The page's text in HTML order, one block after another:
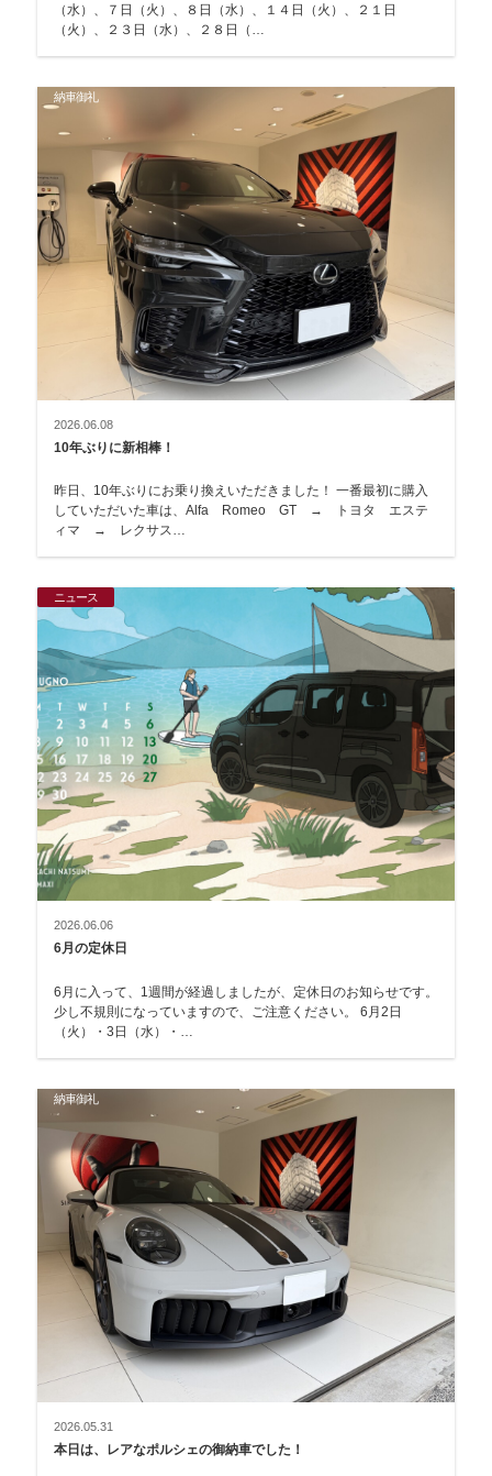
（水）、７日（火）、８日（水）、１４日（火）、２１日
（火）、２３日（水）、２８日（…
納車御礼
2026.06.08
10年ぶりに新相棒！
昨日、10年ぶりにお乗り換えいただきました！ 一番最初に購入
していただいた車は、Alfa Romeo GT → トヨタ エステ
ィマ → レクサス…
ニュース
2026.06.06
6月の定休日
6月に入って、1週間が経過しましたが、定休日のお知らせです。
少し不規則になっていますので、ご注意ください。 6月2日
（火）・3日（水）・…
納車御礼
2026.05.31
本日は、レアなポルシェの御納車でした！